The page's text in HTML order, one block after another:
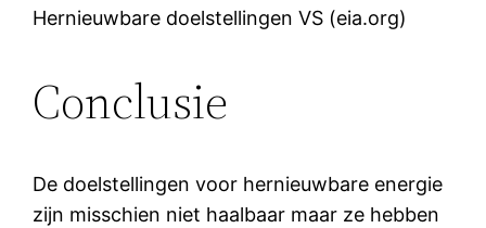
Hernieuwbare doelstellingen VS (eia.org)
Conclusie
De doelstellingen voor hernieuwbare energie
zijn misschien niet haalbaar maar ze hebben